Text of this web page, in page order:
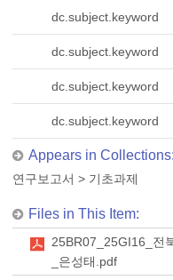
dc.subject.keyword
dc.subject.keyword
dc.subject.keyword
dc.subject.keyword
Appears in Collections:
연구보고서 > 기초과제
Files in This Item:
25BR07_25GI16_전
_은성태.pdf